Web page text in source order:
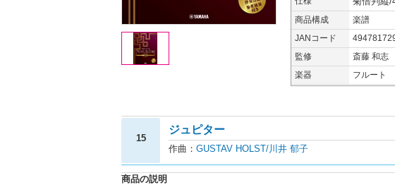
商品構成
楽譜
JANコード
監修
斎藤 和志
楽器
フルート
15
ジュピター
作曲： GUSTAV HOLST/川井 郁子
商品の説明